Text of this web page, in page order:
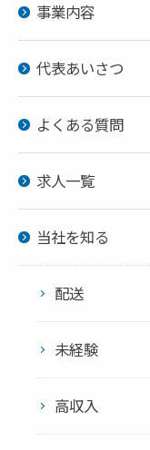
事業内容
代表あいさつ
よくある質問
求人一覧
当社を知る
配送
未経験
高収入